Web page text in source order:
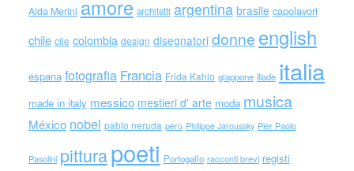
Alda Merini amore architetti argentina brasile capolavori
chile cile colombia design disegnatori donne english
espana fotografia Francia Frida Kahlo giappone iliade italia
made in italy messico mestieri d' arte moda musica
México nobel pablo neruda perù Philippe Jaroussky Pier Paolo
Pasolini pitturapoeti Portogallo racconti brevi registi